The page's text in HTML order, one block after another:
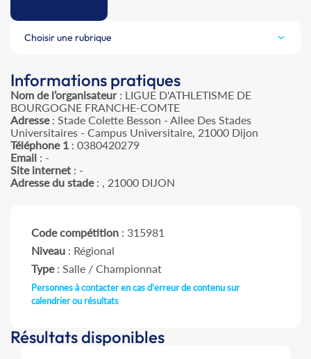
Choisir une rubrique
Informations pratiques
Nom de l’organisateur: LIGUE D'ATHLETISME DE
BOURGOGNE FRANCHE-COMTE
Adresse: Stade Colette Besson - Allee Des Stades
Universitaires - Campus Universitaire, 21000 Dijon
Téléphone 1 : 0380420279
Email : -
Site internet : -
Adresse du stade: , 21000 DIJON
Code compétition : 315981
Niveau : Régional
Type: Salle / Championnat
Personnes à contacter en cas d'erreur de contenu sur
calendrier ou résultats
Résultats disponibles